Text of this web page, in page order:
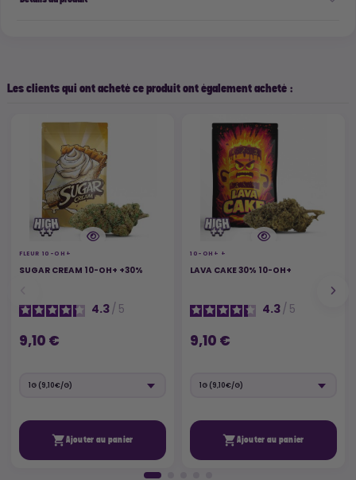
Les clients qui ont acheté ce produit ont également acheté :
FLEUR 10-OH+
SUGAR CREAM 10-OH+ +30%
4.3/ 5
9,10 €
Ajouter au panier
10-OH+ +
LAVA CAKE 30% 10-OH+
4.3/ 5
9,10 €
Ajouter au panier